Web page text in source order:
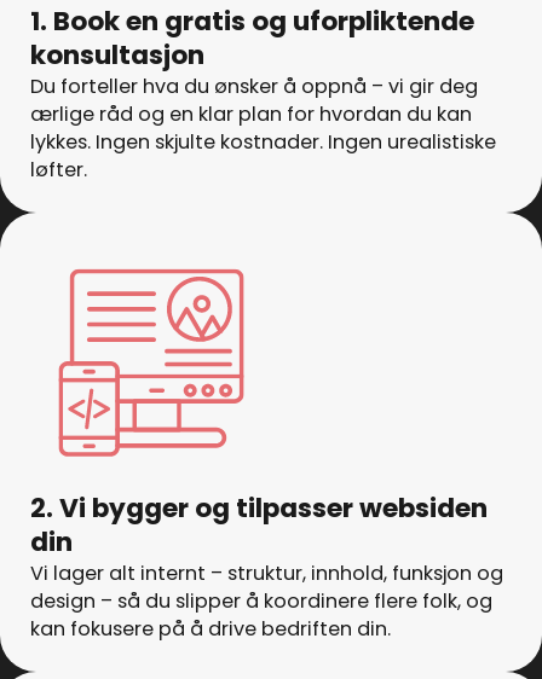
1. Book en gratis og uforpliktende
konsultasjon
Du forteller hva du ønsker å oppnå – vi gir deg
ærlige råd og en klar plan for hvordan du kan
lykkes. Ingen skjulte kostnader. Ingen urealistiske
løfter.
2. Vi bygger og tilpasser websiden
din
Vi lager alt internt – struktur, innhold, funksjon og
design – så du slipper å koordinere flere folk, og
kan fokusere på å drive bedriften din.